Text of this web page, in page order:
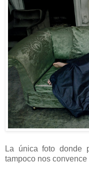
La única foto donde
tampoco nos